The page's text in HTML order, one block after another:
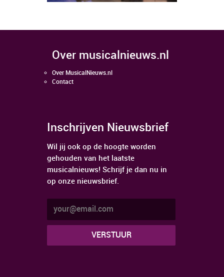
over musicalnieuws.nl
Over MusicalNieuws.nl
Contact
Inschrijven Nieuwsbrief
Wil jij ook op de hoogte worden
gehouden van het laatste
musicalnieuws! Schrijf je dan nu in
op onze nieuwsbrief.